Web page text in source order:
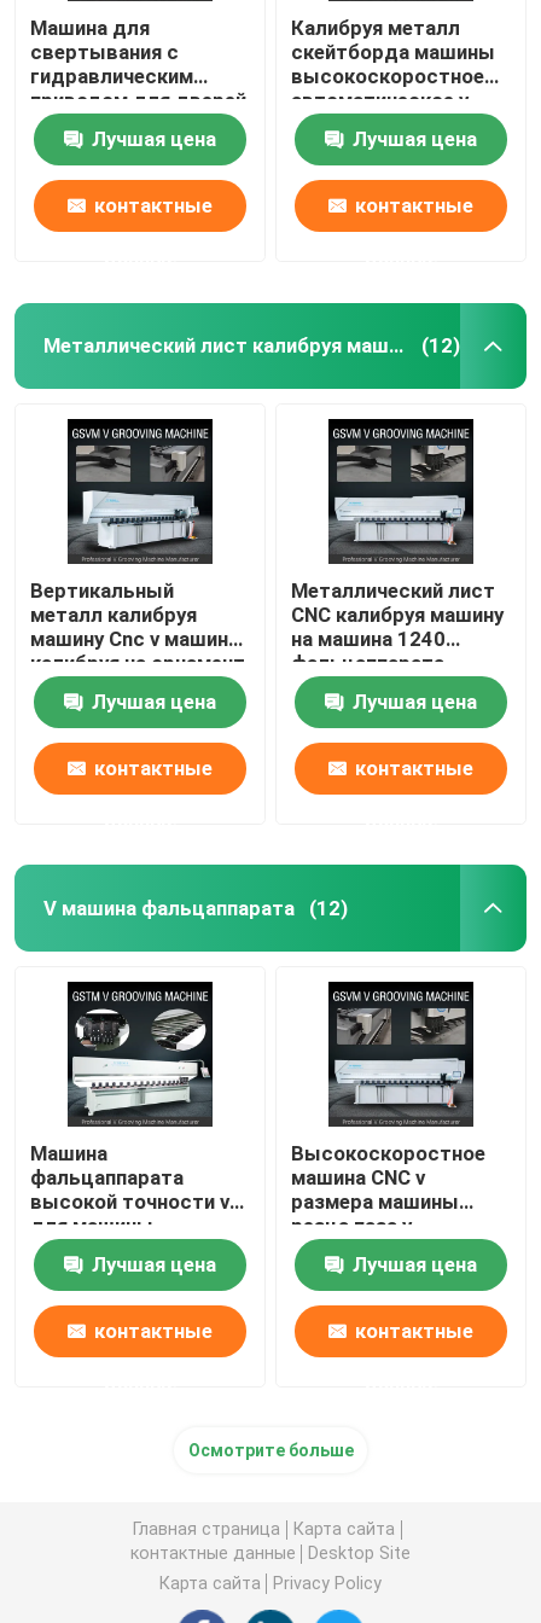
Машина для
свертывания с
гидравлическим
приводом для дверей
- модель 1225
Лучшая цена
контактные
Калибруя металл
скейтборда машины
высокоскоростное
автоматическое v
анти- калибруя
машину 1232
Лучшая цена
контактные
Металлический лист калибруя машину (12)
Вертикальный
металл калибруя
машину Cnc v машины
калибруя на орнамент
1250mm
Лучшая цена
контактные
Металлический лист
CNC калибруя машину
на машина 1240
фальцаппарата
ненесущей стены v
металлаЛучшая цена
контактные
V машина фальцаппарата (12)
Машина
фальцаппарата
высокой точности v
для машины
высокоскоростное v
нержавеющей стали
калибруя
Лучшая цена
контактные
Высокоскоростное
машина CNC v
размера машины
резца паза v
множественное
калибруяЛучшая цена
контактные
Осмотрите больше
Главная страница
Карта сайта
контактные данные
Desktop Site
Карта сайта
Privacy Policy